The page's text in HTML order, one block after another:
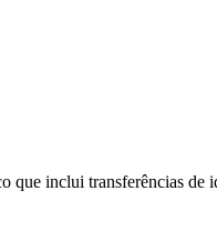
que inclui transferências